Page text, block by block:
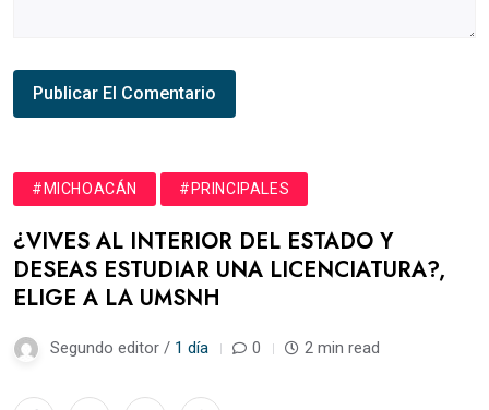
#MICHOACÁN #PRINCIPALES
¿VIVES AL INTERIOR DEL ESTADO Y
DESEAS ESTUDIAR UNA LICENCIATURA?,
ELIGE A LA UMSNH
Segundo editor / 1 día 0 2 min read